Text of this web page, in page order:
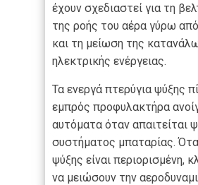
έχουν σχεδιαστεί για τη
της ροής του αέρα γύρω
και τη μείωση της
ηλεκτρικής ενέργειας.
Τα ενεργά πτερύγια ψύξης
εμπρός προφυλακτήρα
αυτόματα όταν απαιτείται
συστήματος μπαταρίας.
ψύξης είναι περιορισμένη,
να μειώσουν την